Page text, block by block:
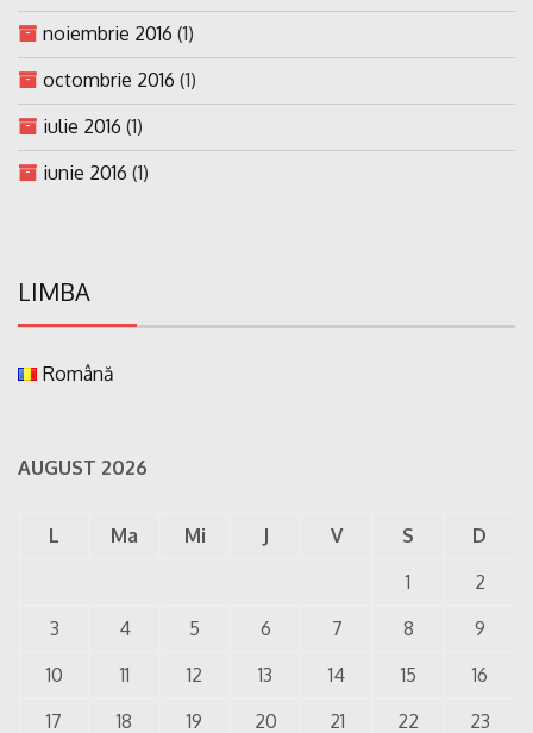
noiembrie 2016 (1)
octombrie 2016 (1)
iulie 2016 (1)
iunie 2016 (1)
LIMBA
Română
AUGUST 2026
L Ma Mi J V S
D
1
2
3
4 5 6 7 8
9
10
11 12 13 14 15
16
17
18 19 20 21 22 23